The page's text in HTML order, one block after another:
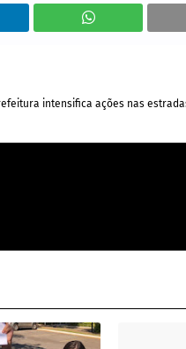
intensifica ações nas